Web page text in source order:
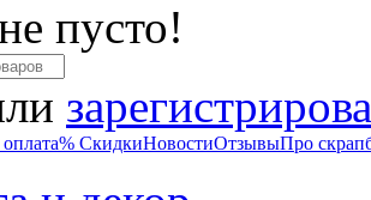
пусто!
% СкидкиНовостиОтзывыПро